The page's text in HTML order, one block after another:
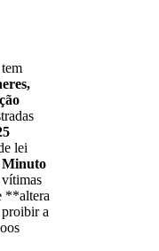
lei
**altera
a